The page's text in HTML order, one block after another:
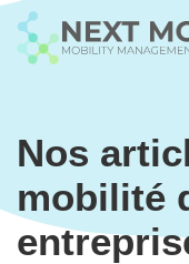
Nos
mobilité